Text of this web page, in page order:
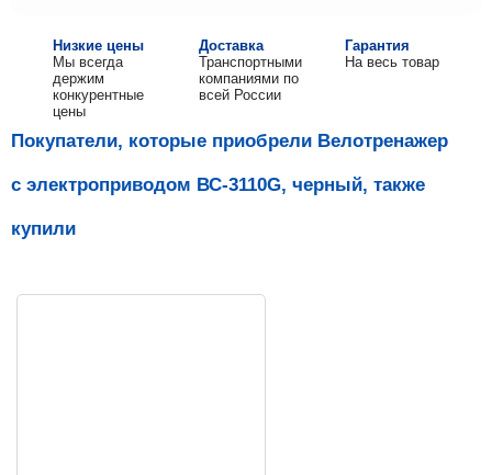
Низкие цены
Мы всегда
держим
конкурентные
цены
Доставка
Транспортными
компаниями по
всей России
Гарантия
На весь товар
Покупатели, которые приобрели Велотренажер
с электроприводом ВС-3110G, черный, также
купили